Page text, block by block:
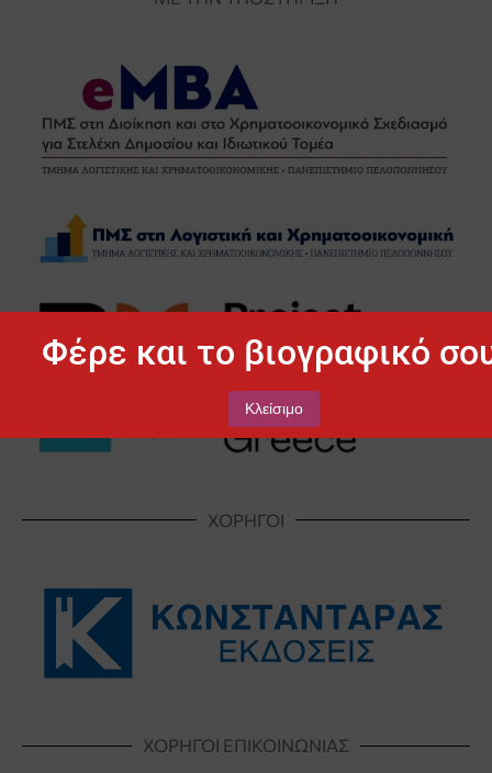
ΧΟΡΗΓΟΙ
ΧΟΡΗΓΟΙ ΕΠΙΚΟΙΝΩΝΙΑΣ
Φέρε και το βιογραφικό
Κλείσιμο